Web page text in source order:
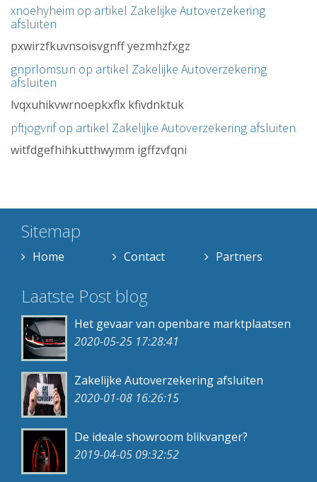
xnoehyheim op artikel Zakelijke Autoverzekering
afsluiten
pxwirzfkuvnsoisvgnff yezmhzfxgz
gnprlomsun op artikel Zakelijke Autoverzekering
afsluiten
lvqxuhikvwrnoepkxflx kfivdnktuk
pftjogvrif op artikel Zakelijke Autoverzekering afsluiten
witfdgefhihkutthwymm igffzvfqni
Sitemap
Home Contact Partners
Laatste Post blog
Het gevaar van openbare marktplaatsen
2020-05-25 17:28:41
Zakelijke Autoverzekering afsluiten
2020-01-08 16:26:15
De ideale showroom blikvanger?
2019-04-05 09:32:52